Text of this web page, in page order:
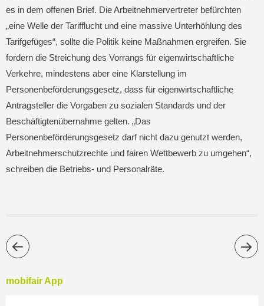
es in dem offenen Brief. Die Arbeitnehmervertreter befürchten
„eine Welle der Tarifflucht und eine massive Unterhöhlung des
Tarifgefüges“, sollte die Politik keine Maßnahmen ergreifen. Sie
fordern die Streichung des Vorrangs für eigenwirtschaftliche
Verkehre, mindestens aber eine Klarstellung im
Personenbeförderungsgesetz, dass für eigenwirtschaftliche
Antragsteller die Vorgaben zu sozialen Standards und der
Beschäftigtenübernahme gelten. „Das
Personenbeförderungsgesetz darf nicht dazu genutzt werden,
Arbeitnehmerschutzrechte und fairen Wettbewerb zu umgehen“,
schreiben die Betriebs- und Personalräte.
mobifair App